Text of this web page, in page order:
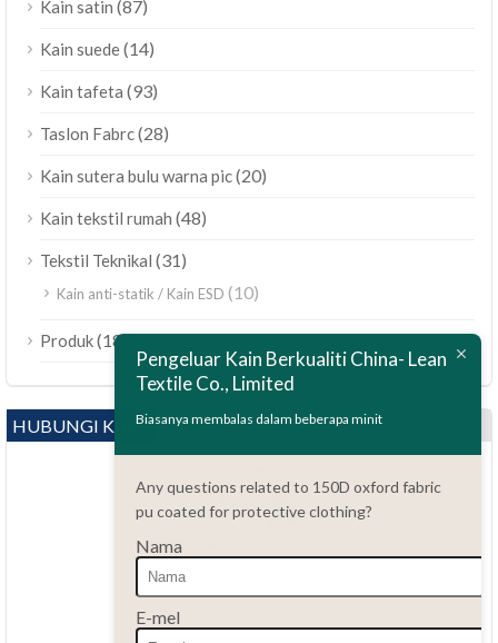
Kain satin (87)
Kain suede(14)
Kain tafeta (93)
Taslon Fabrc(28)
Kain sutera bulu warna pic(20)
Kain tekstil rumah (48)
Tekstil Teknikal (31)
Kain anti-statik / Kain ESD (10)
Produk(189)
HUBUNGI KAMI
Soalan?
86.15051486055
Pengeluar Kain Berkualiti China- Lean
Textile Co., Limited
Biasanya membalas dalam beberapa minit
Any questions related to 150D oxford fabric
pu coated for protective clothing?
Nama
E-mel
Español
Português do Brasil
Türkçe
Tiếng Việt
العربية
Bahasa Indonesia
Polski